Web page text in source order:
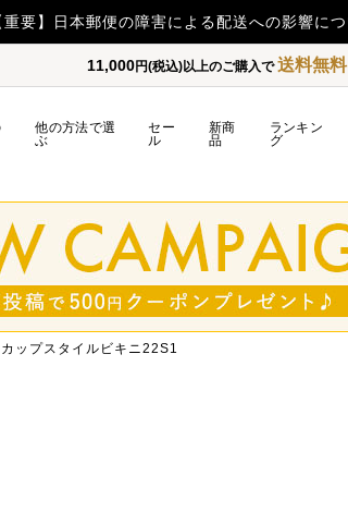
11,000円(税込)以上のご購入で送料無料
他の方法で選
ぶ
セー
ル
新商
品
ランキン
グ
ップスタイルビキニ22S1